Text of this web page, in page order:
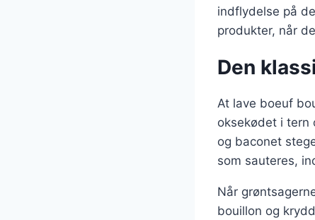
indflydelse på
produkter, når
Den
At lave boeuf
oksekødet i tern
og baconet
som sauteres,
Når
bouillon og